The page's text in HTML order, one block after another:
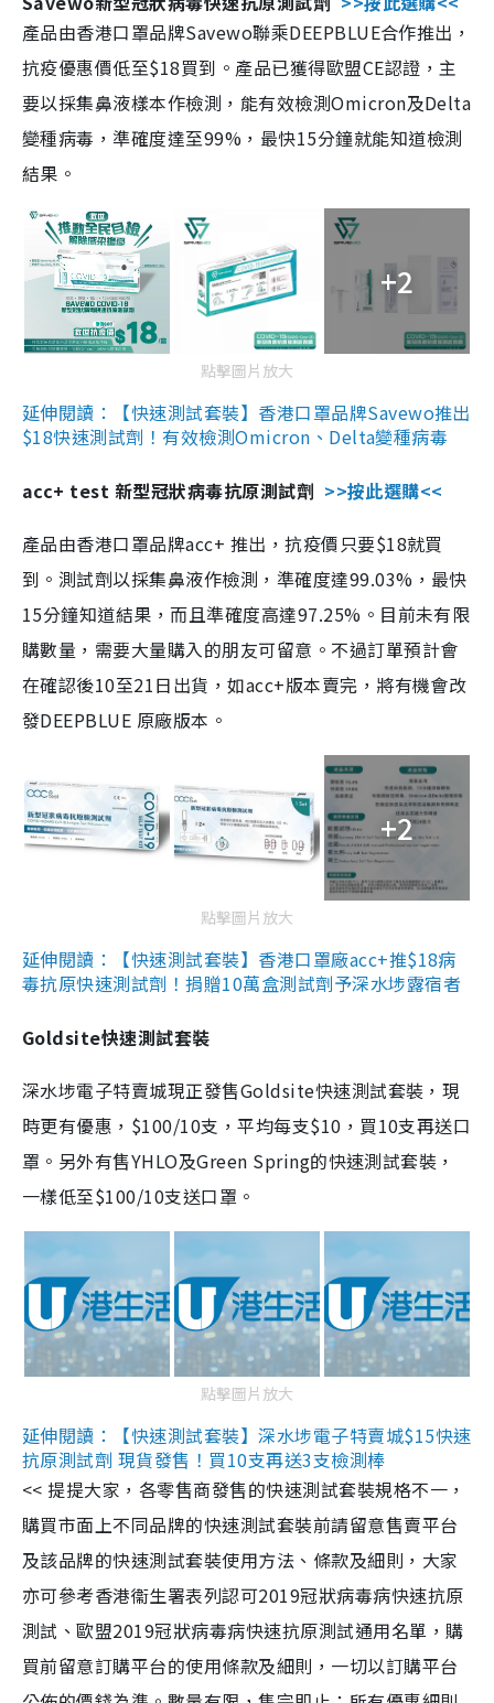
產品由香港口罩品牌Savewo聯乘DEEPBLUE合作推出，
抗疫優惠價低至$18買到。產品已獲得歐盟CE認證，主
要以採集鼻液樣本作檢測，能有效檢測Omicron及Delta
變種病毒，準確度達至99%，最快15分鐘就能知道檢測
結果。
+2
點擊圖片放大
延伸閱讀：【快速測試套裝】香港口罩品牌Savewo推出
$18快速測試劑！有效檢測Omicron、Delta變種病毒
acc+ test 新型冠狀病毒抗原測試劑 >>按此選購<<
產品由香港口罩品牌acc+ 推出，抗疫價只要$18就買
到。測試劑以採集鼻液作檢測，準確度達99.03%，最快
15分鐘知道結果，而且準確度高達97.25%。目前未有限
購數量，需要大量購入的朋友可留意。不過訂單預計會
在確認後10至21日出貨，如acc+版本賣完，將有機會改
發DEEPBLUE 原廠版本。
+2
點擊圖片放大
延伸閱讀：【快速測試套裝】香港口罩廠acc+推$18病
毒抗原快速測試劑！捐贈10萬盒測試劑予深水埗露宿者
Goldsite快速測試套裝
深水埗電子特賣城現正發售Goldsite快速測試套裝，現
時更有優惠，$100/10支，平均每支$10，買10支再送口
罩。另外有售YHLO及Green Spring的快速測試套裝，
一樣低至$100/10支送口罩。
點擊圖片放大
延伸閱讀：【快速測試套裝】深水埗電子特賣城$15快速
抗原測試劑 現貨發售！買10支再送3支檢測棒
<< 提提大家，各零售商發售的快速測試套裝規格不一，
購買市面上不同品牌的快速測試套裝前請留意售賣平台
及該品牌的快速測試套裝使用方法、條款及細則，大家
亦可參考香港衞生署表列認可2019冠狀病毒病快速抗原
測試、歐盟2019冠狀病毒病快速抗原測試通用名單，購
買前留意訂購平台的使用條款及細則，一切以訂購平台